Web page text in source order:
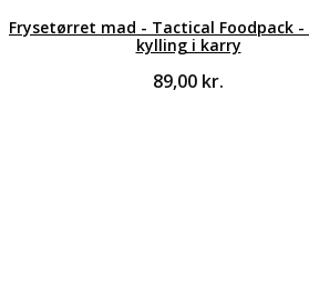
Frysetørret mad - Tactical Foodpack
kylling i karry
89,00 kr.